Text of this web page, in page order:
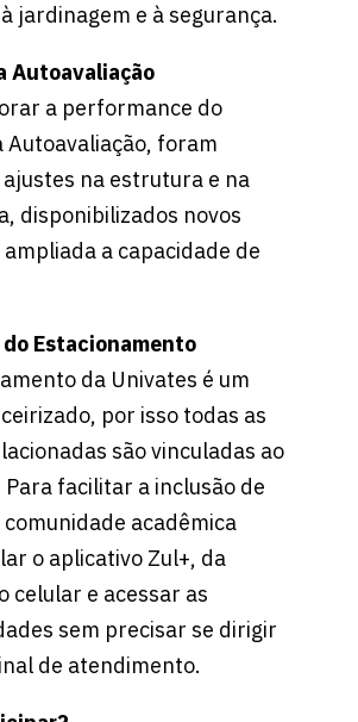
jardinagem e à segurança.
Autoavaliação
a performance do
Autoavaliação, foram
na estrutura e na
disponibilizados novos
a capacidade de
Estacionamento
da Univates é um
por isso todas as
são vinculadas ao
facilitar a inclusão de
acadêmica
o aplicativo Zul+, da
celular e acessar as
sem precisar se dirigir
de atendimento.